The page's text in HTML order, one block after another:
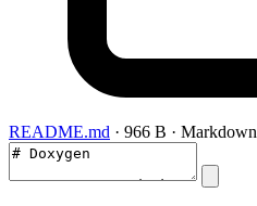
README.md · 966 B · Markdown